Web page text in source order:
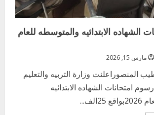
الشهاده الابتدائيه والمتوسطه للعام
مارس 15, 2026
المنصوراعلنت وزارة التربيه والتعليم
امتحانات الشهاده الابتدائيه